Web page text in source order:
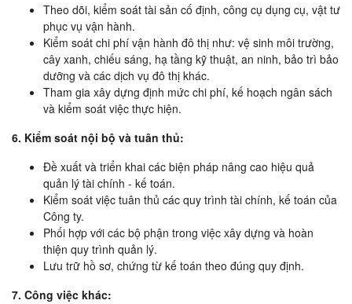
Theo dõi, kiểm soát tài sản cố định, công cụ dụng cụ, vật tư
phục vụ vận hành.
Kiểm soát chi phí vận hành đô thị như: vệ sinh môi trường,
cây xanh, chiếu sáng, hạ tầng kỹ thuật, an ninh, bảo trì bảo
dưỡng và các dịch vụ đô thị khác.
Tham gia xây dựng định mức chi phí, kế hoạch ngân sách
và kiểm soát việc thực hiện.
6. Kiểm soát nội bộ và tuân thủ:
Đề xuất và triển khai các biện pháp nâng cao hiệu quả
quản lý tài chính - kế toán.
Kiểm soát việc tuân thủ các quy trình tài chính, kế toán của
Công ty.
Phối hợp với các bộ phận trong việc xây dựng và hoàn
thiện quy trình quản lý.
Lưu trữ hồ sơ, chứng từ kế toán theo đúng quy định.
7. Công việc khác: